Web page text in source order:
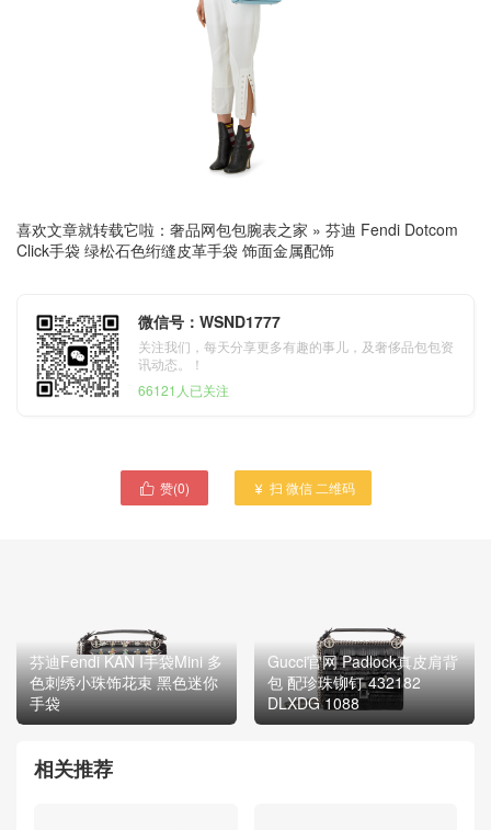
喜欢文章就转载它啦： 奢品网包包腕表之家 » 芬迪 Fendi Dotcom
Click手袋 绿松石色绗缝皮革手袋 饰面金属配饰
微信号：WSND1777
关注我们，每天分享更多有趣的事儿，及奢侈品包包资
讯动态。！
66121人已关注
 赞(0)  扫 微信 二维码
芬迪Fendi KAN I手袋Mini 多
色刺绣小珠饰花束 黑色迷你
手袋
Gucci官网 Padlock真皮肩背
包 配珍珠铆钉 432182
DLXDG 1088
相关推荐